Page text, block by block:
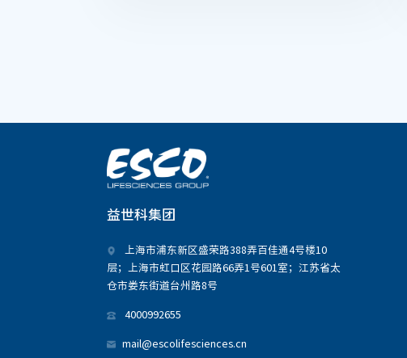
益世科集团
上海市浦东新区盛荣路388弄百佳通4号楼10
层；上海市虹口区花园路66弄1号601室；江苏省太
仓市娄东街道台州路8号
4000992655
mail@escolifesciences.cn